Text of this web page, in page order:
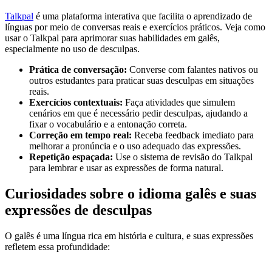
Talkpal é uma plataforma interativa que facilita o aprendizado de
línguas por meio de conversas reais e exercícios práticos. Veja como
usar o Talkpal para aprimorar suas habilidades em galês,
especialmente no uso de desculpas.
Prática de conversação: Converse com falantes nativos ou
outros estudantes para praticar suas desculpas em situações
reais.
Exercícios contextuais: Faça atividades que simulem
cenários em que é necessário pedir desculpas, ajudando a
fixar o vocabulário e a entonação correta.
Correção em tempo real: Receba feedback imediato para
melhorar a pronúncia e o uso adequado das expressões.
Repetição espaçada: Use o sistema de revisão do Talkpal
para lembrar e usar as expressões de forma natural.
Curiosidades sobre o idioma galês e suas
expressões de desculpas
O galês é uma língua rica em história e cultura, e suas expressões
refletem essa profundidade: